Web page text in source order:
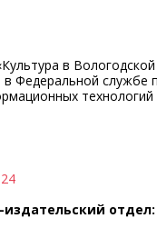
в
в Федеральной службе
и дата принятия
«Информационно-
редакции: 160000,
Ульяновой, д.10
— Легчанова Елена
отдел: